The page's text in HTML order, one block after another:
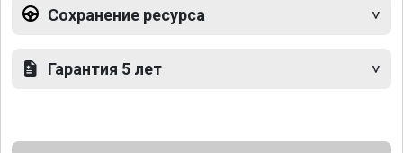
Сохранение ресурса
Гарантия 5 лет